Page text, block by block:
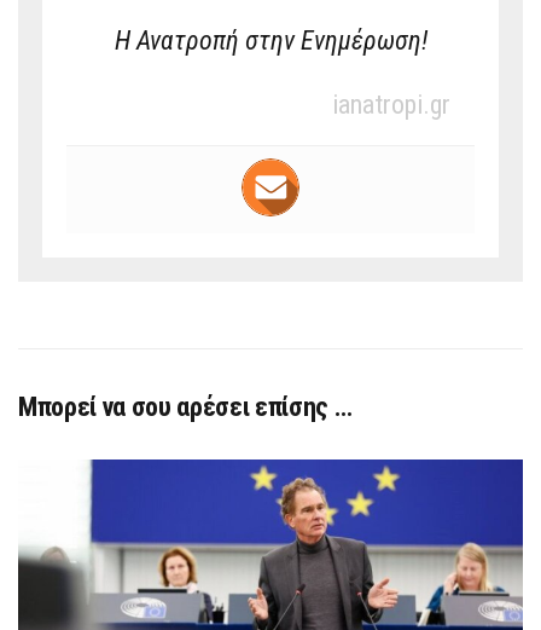
Η Ανατροπή στην Ενημέρωση!
ianatropi.gr
Μπορεί να σου αρέσει επίσης …